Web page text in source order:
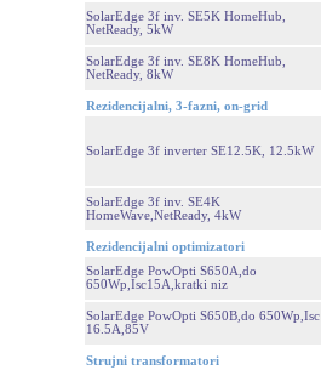
SolarEdge 3f inv. SE5K HomeHub,
NetReady, 5kW
SolarEdge 3f inv. SE8K HomeHub,
NetReady, 8kW
Rezidencijalni, 3-fazni, on-grid
SolarEdge 3f inverter SE12.5K, 12.5kW
SolarEdge 3f inv. SE4K
HomeWave,NetReady, 4kW
Rezidencijalni optimizatori
SolarEdge PowOpti S650A,do
650Wp,Isc15A,kratki niz
SolarEdge PowOpti S650B,do 650Wp,Isc
16.5A,85V
Strujni transformatori